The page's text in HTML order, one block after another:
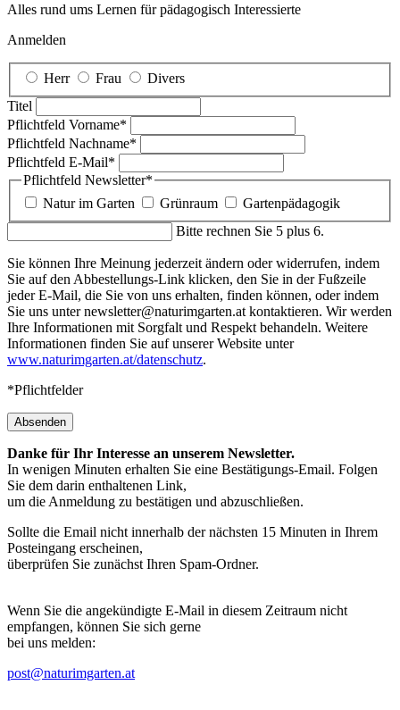
Alles rund ums Lernen für pädagogisch Interessierte
Anmelden
Herr Frau
Divers
Titel
Pflichtfeld Vorname*
Pflichtfeld Nachname*
Pflichtfeld E-Mail*
Pflichtfeld Newsletter*
Natur im Garten
Grünraum
Gartenpädagogik
Bitte rechnen Sie 5 plus 6.
Sie können Ihre Meinung jederzeit ändern oder widerrufen, indem
Sie auf den Abbestellungs-Link klicken, den Sie in der Fußzeile
jeder E-Mail, die Sie von uns erhalten, finden können, oder indem
Sie uns unter newsletter@naturimgarten.at kontaktieren. Wir werden
Ihre Informationen mit Sorgfalt und Respekt behandeln. Weitere
Informationen finden Sie auf unserer Website unter
www.naturimgarten.at/datenschutz.
*Pflichtfelder
Absenden
Danke für Ihr Interesse an unserem Newsletter.
In wenigen Minuten erhalten Sie eine Bestätigungs-Email. Folgen
Sie dem darin enthaltenen Link,
um die Anmeldung zu bestätigen und abzuschließen.
Sollte die Email nicht innerhalb der nächsten 15 Minuten in Ihrem
Posteingang erscheinen,
überprüfen Sie zunächst Ihren Spam-Ordner.
Wenn Sie die angekündigte E-Mail in diesem Zeitraum nicht
empfangen, können Sie sich gerne
bei uns melden:
post@naturimgarten.at